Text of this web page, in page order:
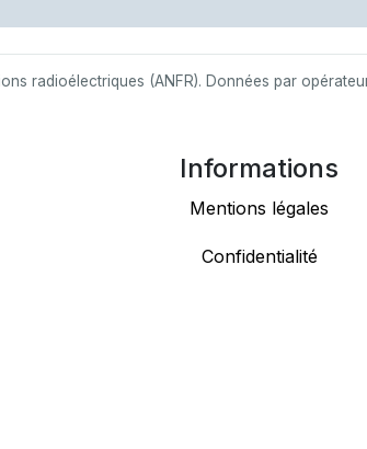
radioélectriques (ANFR). Données par
Informations
Mentions légales
Confidentialité